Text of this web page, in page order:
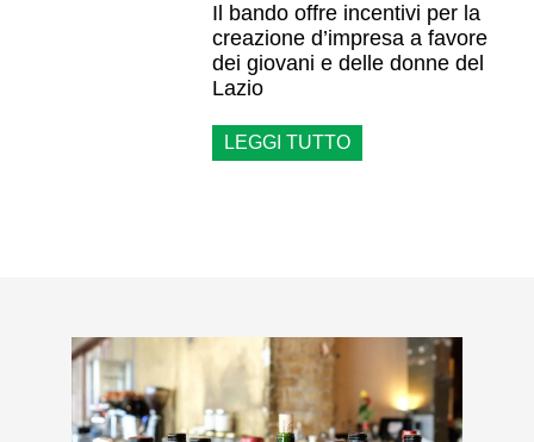
Il bando offre incentivi per la
creazione d’impresa a favore
dei giovani e delle donne del
Lazio
LEGGI TUTTO